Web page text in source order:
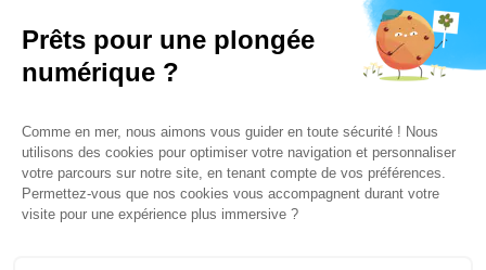
Latitude : 43.242764334514455
Longitude : 5.367042571306229
Licences & assurances
Déclaration Jeunesse & Sports n° 01315ET0003 Centre
FFESSM – SCA Numéro 1213041C Centre IDC PADI 5
Assurance Responsabilité Civile Professionnelle N°